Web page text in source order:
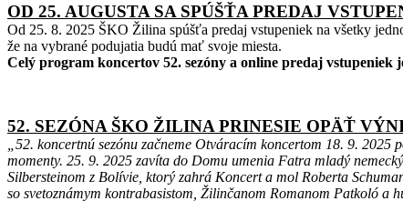
OD 25. AUGUSTA SA SPÚŠŤA PREDAJ
Od 25. 8. 2025 ŠKO Žilina spúšťa predaj vstupeniek na všetky
že na vybrané podujatia budú mať svoje miesta.
Celý program koncertov 52. sezóny a online predaj vstupeniek
52. SEZÓNA ŠKO ŽILINA PRINESIE OPÄŤ
„52. koncertnú sezónu začneme Otváracím koncertom 18. 9.
momenty. 25. 9. 2025 zavíta do Domu umenia Fatra mladý
Silbersteinom z Bolívie, ktorý zahrá Koncert a mol Roberta
so svetoznámym kontrabasistom, Žilinčanom Romanom Patkoló a